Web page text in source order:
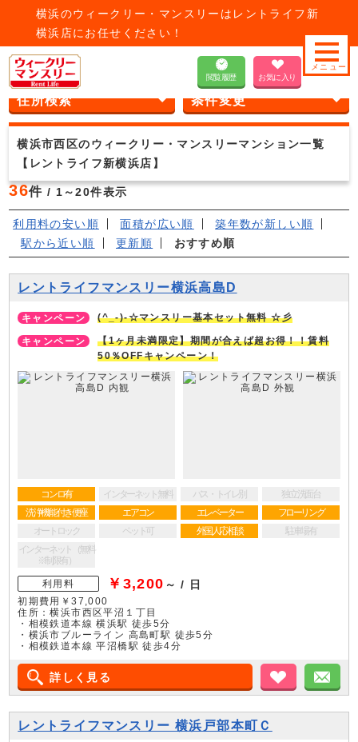
横浜のウィークリー・マンスリーはレントライフ新
横浜店にお任せください！
閲覧履歴 お気に入り
神奈川県 横浜市西区のウィークリー・マンスリーマンション
住所検索 条件変更
横浜市西区のウィークリー・マンスリーマンション一覧
【レントライフ新横浜店】
36件 / 1～20件表示
利用料の安い順 面積が広い順
築年数が新しい順
駅から近い順
更新順 おすすめ順
レントライフマンスリー横浜高島D
(^_-)-☆マンスリー基本セット無料 ☆彡
【1ヶ月未満限定】期間が合えば超お得！！賃料
50％OFFキャンペーン！
コンロ有 インターネット無料 バス・トイレ別
独立洗面台
洗浄機能付き便座
エアコン エレベーター
フローリング
オートロック
ペット可 外国人応相談
駐車場有
インターネット（無料
※制限有）
利用料 ￥3,200 ～ / 日
初期費用￥37,000
住所：横浜市西区平沼１丁目
・相模鉄道本線 横浜駅 徒歩5分
・横浜市ブルーライン 高島町駅 徒歩5分
・相模鉄道本線 平沼橋駅 徒歩4分
詳しく見る お気に入
レントライフマンスリー 横浜戸部本町Ｃ